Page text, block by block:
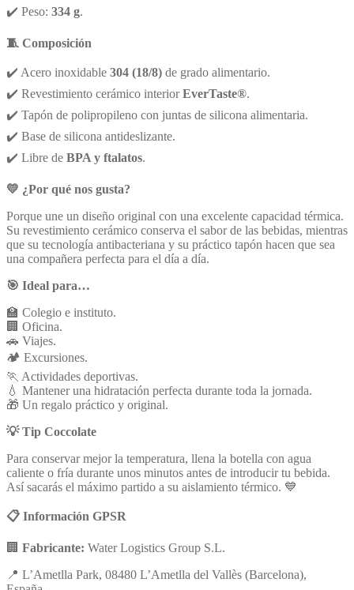
✔️ Peso: 334 g.
🧵 Composición
✔️ Acero inoxidable 304 (18/8) de grado alimentario.
✔️ Revestimiento cerámico interiorEverTaste®.
✔️ Tapón de polipropileno con juntas de silicona alimentaria.
✔️ Base de silicona antideslizante.
✔️ Libre de BPA y ftalatos.
💛 ¿Por qué nos gusta?
Porque une un diseño original con una excelente capacidad térmica.
Su revestimiento cerámico conserva el sabor de las bebidas, mientras
que su tecnología antibacteriana y su práctico tapón hacen que sea
una compañera perfecta para el día a día.
🎯 Ideal para…
🏫 Colegio e instituto.
🏢 Oficina.
🚗 Viajes.
🏕️ Excursiones.
🏃 Actividades deportivas.
💧 Mantener una hidratación perfecta durante toda la jornada.
🎁 Un regalo práctico y original.
💡 Tip Coccolate
Para conservar mejor la temperatura, llena la botella con agua
caliente o fría durante unos minutos antes de introducir tu bebida.
Así sacarás el máximo partido a su aislamiento térmico. 💙
📋 Información GPSR
🏢 Fabricante: Water Logistics Group S.L.
📍 L’Ametlla Park, 08480 L’Ametlla del Vallès (Barcelona),